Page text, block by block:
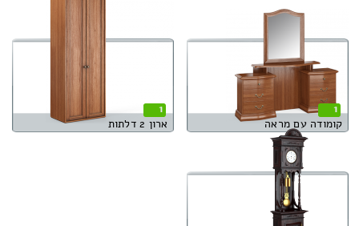
1
קומודה עם מראה
1
ארון 2 דלתות